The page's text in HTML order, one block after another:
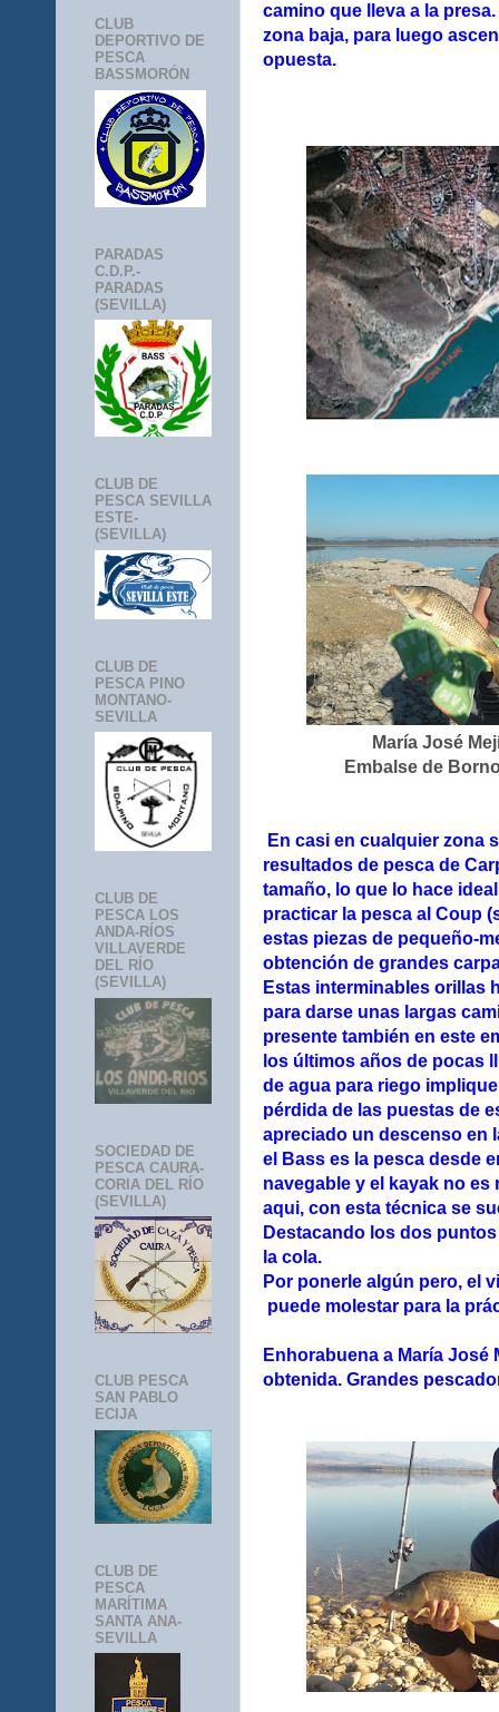
camino que lleva a la
zona baja, para luego
opuesta.
María José
Embalse de
En casi en cualquier zona
resultados de pesca de
tamaño, lo que lo hace
practicar la pesca al Coup
estas piezas de pequeño-
obtención de grandes
Estas interminables orillas
para darse unas largas
presente también en este
los últimos años de pocas
de agua para riego
pérdida de las puestas de
apreciado un descenso en
el Bass es la pesca desde
navegable y el kayak no
aqui, con esta técnica se
Destacando los dos
la cola.
Por ponerle algún pero, el
puede molestar para la
Enhorabuena a María José
obtenida. Grandes
CLUB
DEPORTIVO DE
PESCA
BASSMORÓN
PARADAS
C.D.P.-
PARADAS
(SEVILLA)
CLUB DE
PESCA SEVILLA
ESTE-
(SEVILLA)
CLUB DE
PESCA PINO
MONTANO-
SEVILLA
CLUB DE
PESCA LOS
ANDA-RÍOS
VILLAVERDE
DEL RÍO
(SEVILLA)
SOCIEDAD DE
PESCA CAURA-
CORIA DEL RÍO
(SEVILLA)
CLUB PESCA
SAN PABLO
ECIJA
CLUB DE
PESCA
MARÍTIMA
SANTA ANA-
SEVILLA